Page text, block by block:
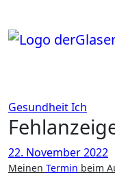
springen
GesundheitIch
22. November 2022
Meinen Termin beim